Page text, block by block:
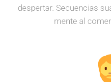
despertar. Secuencias
mente al